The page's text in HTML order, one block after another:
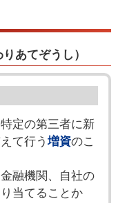
あてぞうし）
定の第三者に新
て行う 増資のこ
融機関、自社の
当てることか